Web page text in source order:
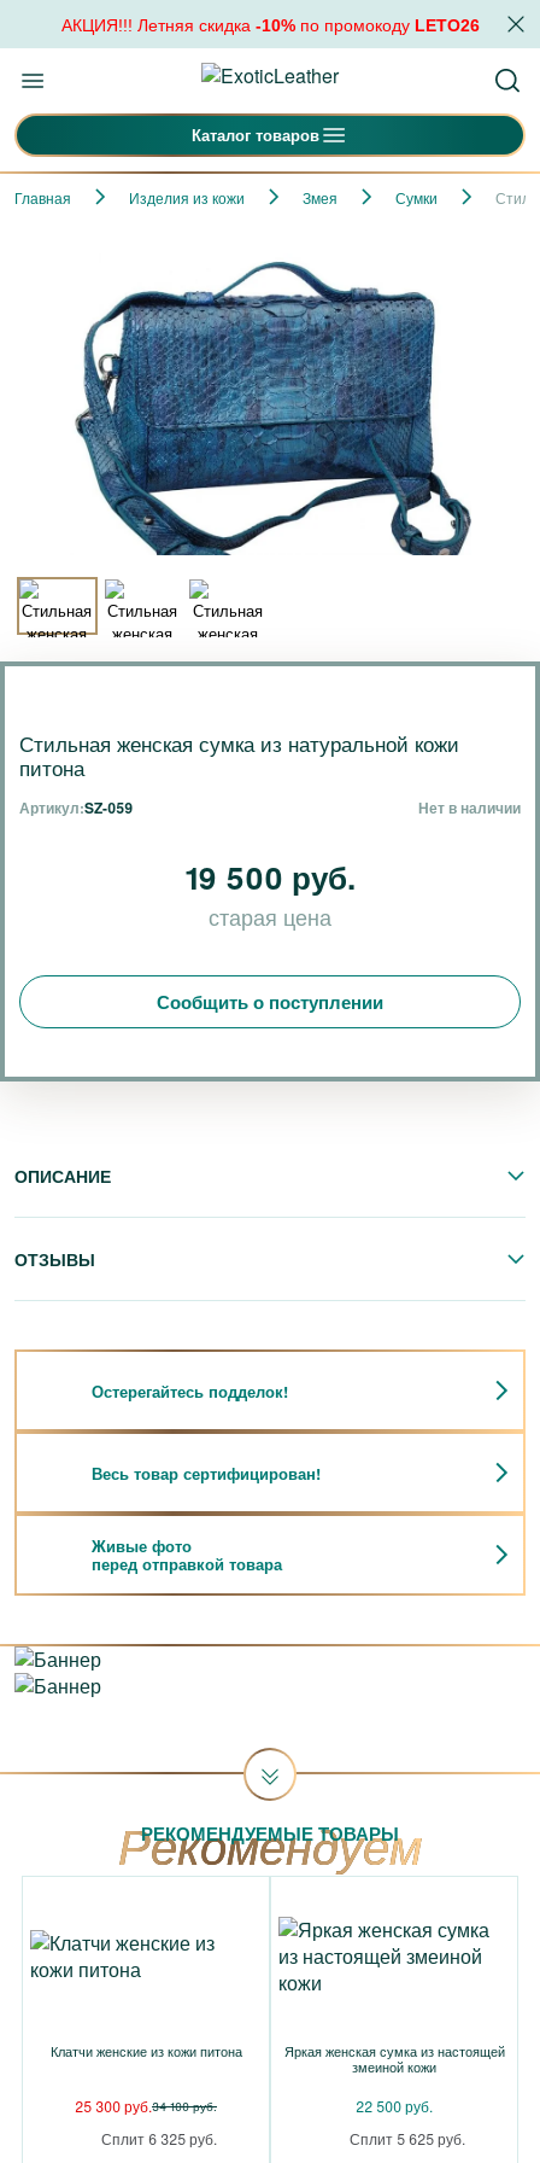
АКЦИЯ!!! Летняя скидка -10%по промокоду LETO26
Каталог товаров
Главная Изделия из кожи Змея Сумки
Стильная женская сумка из натуральной кожи
питона
Артикул:SZ-059 Нет в наличии
19 500 руб.
старая цена
Сообщить о поступлении
ОПИСАНИЕ
ОТЗЫВЫ
Остерегайтесь подделок!
Весь товар сертифицирован!
Живые фото
перед отправкой товара
РЕКОМЕНДУЕМЫЕ ТОВАРЫ
Клатчи женские из кожи питона
25 300 руб.34 100 руб.
Сплит 6 325 руб.
Яркая женская сумка из настоящей
змеиной кожи
22 500 руб.
Сплит 5 625 руб.